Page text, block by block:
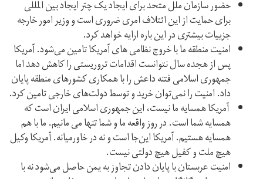
حضور سازمان ملل متحد برای ایجاد یک چتر ایجاد بین المللی
برای حمایت از این ائتلاف امری ضروری است و وزیر امور خارجه
جزییات بیشتری در این باره ارایه خواهد کرد.
امنیت منطقه ما با خروج نظامی های آمریکا تامین می‌شود. آمریکا
پس از هجده سال نتوانست اقدامات تروریستی را کاهش دهد اما
جمهوری اسلامی فتنه داعش را با همکاری کشورهای منطقه پایان
داد. امنیت را نمی‌توان خرید و توسط دولت‌های خارجی تامین کرد.
آمریکا همسایه ما نیست، این جمهوری اسلامی ایران است که
همسایه شما است. در روز واقعه ما و شما تنها می مانیم. ما با هم
همسایه هستیم. آمریکا این‌جا است و نه در خاورمیانه. آمریکا وکیل
هیچ ملت و کفیل هیچ دولتی نیست.
امنیت عربستان با پایان دادن تجاوز به یمن حاصل می‌شود نه با